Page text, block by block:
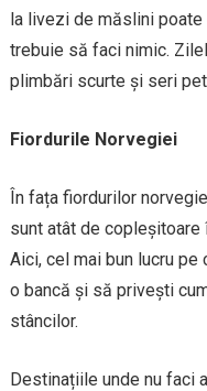
la livezi de măslini
trebuie să faci nimic.
plimbări scurte și seri
Fiordurile Norvegiei
În fața fiordurilor
sunt atât de
Aici, cel mai bun lucru
o bancă și să privești
stâncilor.
Destinațiile unde nu faci